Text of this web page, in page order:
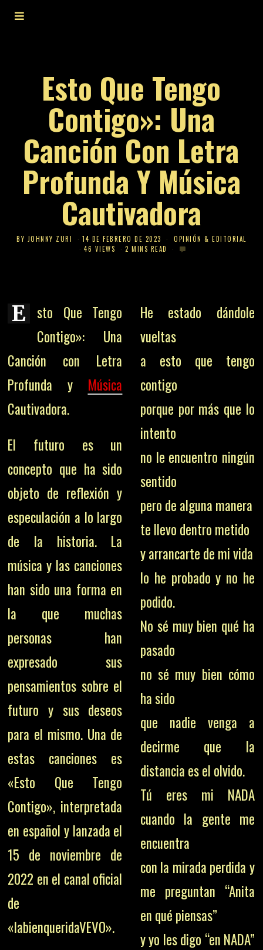
Esto Que Tengo
Contigo»: Una
Canción Con Letra
Profunda Y Música
Cautivadora
BY JOHNNY ZURI 14 DE FEBRERO DE 2023
OPINIÓN & EDITORIAL
46 VIEWS
2 MINS READ
E sto Que Tengo
Contigo»: Una
Canción con Letra
Profunda y Música
Cautivadora.
El futuro es un
concepto que ha sido
objeto de reflexión y
especulación a lo largo
de la historia. La
música y las canciones
han sido una forma en
la que muchas
personas han
expresado sus
pensamientos sobre el
futuro y sus deseos
para el mismo. Una de
estas canciones es
«Esto Que Tengo
Contigo», interpretada
en español y lanzada el
15 de noviembre de
2022 en el canal oficial
de
«labienqueridaVEVO».
He estado dándole
vueltas
a esto que tengo
contigo
porque por más que lo
intento
no le encuentro ningún
sentido
pero de alguna manera
te llevo dentro metido
y arrancarte de mi vida
lo he probado y no he
podido.
No sé muy bien qué ha
pasado
no sé muy bien cómo
ha sido
que nadie venga a
decirme que la
distancia es el olvido.
Tú eres mi NADA
cuando la gente me
encuentra
con la mirada perdida y
me preguntan “Anita
en qué piensas”
y yo les digo “en NADA”